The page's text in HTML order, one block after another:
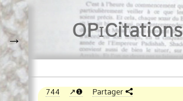
→ OPiCitations
744 ❶ Partager